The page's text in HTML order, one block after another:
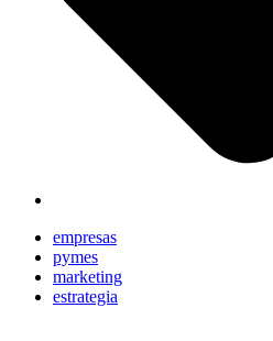
empresas
pymes
marketing
estrategia